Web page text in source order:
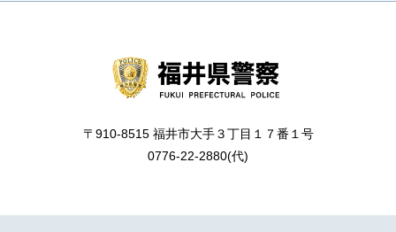
〒910-8515 福井市大手３丁目１７番１号
0776-22-2880(代)